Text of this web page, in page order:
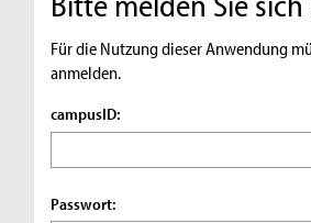
Für die Nutzung dieser Anwendung
anmelden.
campusID:
Passwort: